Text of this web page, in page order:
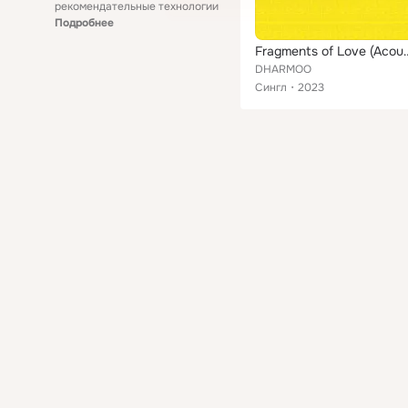
рекомендательные технологии
Подробнее
DHARMOO
Сингл
2023